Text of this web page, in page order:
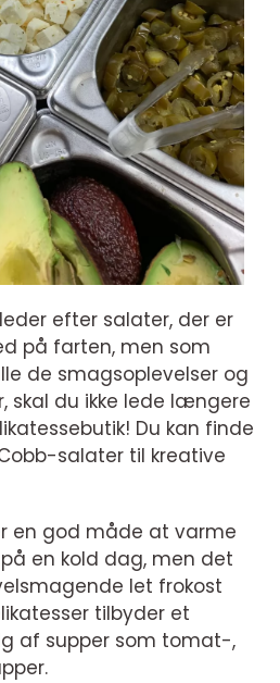
efter salater, der er
på farten, men som
de smagsoplevelser og
skal du ikke lede længere
Du kan finde
salater til kreative
en god måde at varme
en kold dag, men det
let frokost
tilbyder et
af supper som tomat-,